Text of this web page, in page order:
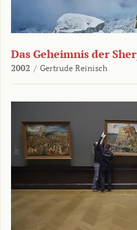
Das Geheimnis der
2002 / Gertrude Reinisch